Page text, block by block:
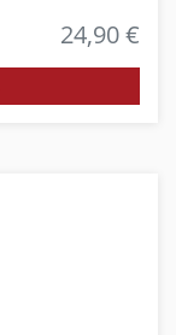
24,90 €